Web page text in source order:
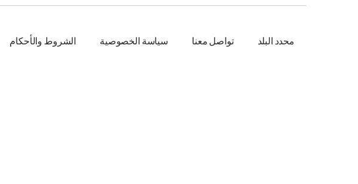
محدد البلد تواصل معنا سياسة الخصوصية الشروط والأحكام